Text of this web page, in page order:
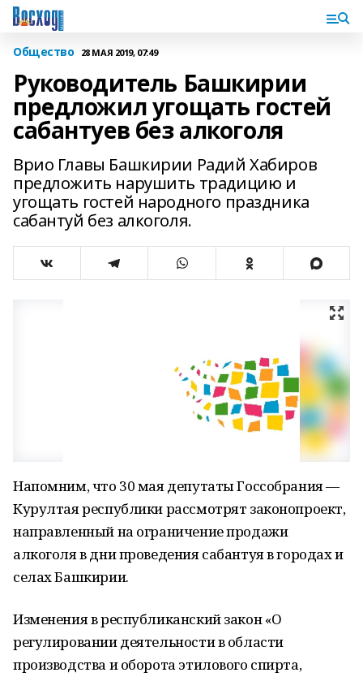
Общество 28 МАЯ 2019, 07:49
Руководитель Башкирии
предложил угощать гостей
сабантуев без алкоголя
Врио Главы Башкирии Радий Хабиров
предложить нарушить традицию и
угощать гостей народного праздника
сабантуй без алкоголя.
Напомним, что 30 мая депутаты Госсобрания —
Курултая республики рассмотрят законопроект,
направленный на ограничение продажи
алкоголя в дни проведения сабантуя в городах и
селах Башкирии.
Изменения в республиканский закон «О
регулировании деятельности в области
производства и оборота этилового спирта,